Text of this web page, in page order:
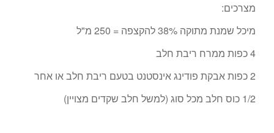
מצרכים:
מיכל שמנת מתוקה 38% להקצפה = 250 מ"ל
4 כפות ממרח ריבת חלב
2 כפות אבקת פודינג אינסטנט בטעם ריבת חלב או אחר
1/2 כוס חלב מכל סוג (למשל חלב שקדים מצויין)